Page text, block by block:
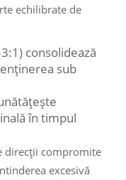
echilibrate de
consolidează
sub
în timpul
direcții compromite
excesivă